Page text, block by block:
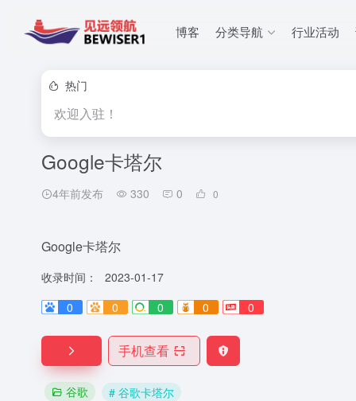
博客 分类导航 行业活动
热门
欢迎入驻！
Google卡塔尔
4年前发布 330 0 0
Google卡塔尔
收录时间：
2023-01-17
0
0 0 0 0
手机查看
谷歌 # 谷歌卡塔尔